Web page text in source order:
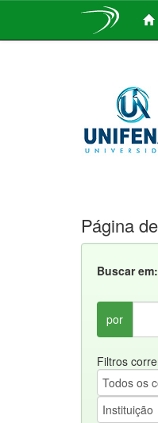
Página
Buscar em:
por
Filtros